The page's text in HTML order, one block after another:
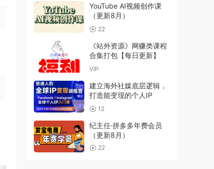
YouTube AI视频创作课
（更新8月）
22
《站外资源》网赚类课程
合集打包【每日更新】
VIP
建立海外社媒底层逻辑，
打造能变现的个人IP
12
纪主任·拼多多年费会员
（更新8月）
22